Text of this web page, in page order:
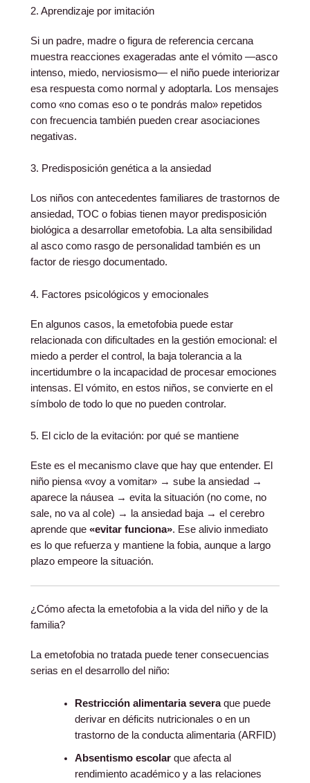
2. Aprendizaje por imitación
Si un padre, madre o figura de referencia cercana
muestra reacciones exageradas ante el vómito —asco
intenso, miedo, nerviosismo— el niño puede interiorizar
esa respuesta como normal y adoptarla. Los mensajes
como «no comas eso o te pondrás malo» repetidos
con frecuencia también pueden crear asociaciones
negativas.
3. Predisposición genética a la ansiedad
Los niños con antecedentes familiares de trastornos de
ansiedad, TOC o fobias tienen mayor predisposición
biológica a desarrollar emetofobia. La alta sensibilidad
al asco como rasgo de personalidad también es un
factor de riesgo documentado.
4. Factores psicológicos y emocionales
En algunos casos, la emetofobia puede estar
relacionada con dificultades en la gestión emocional: el
miedo a perder el control, la baja tolerancia a la
incertidumbre o la incapacidad de procesar emociones
intensas. El vómito, en estos niños, se convierte en el
símbolo de todo lo que no pueden controlar.
5. El ciclo de la evitación: por qué se mantiene
Este es el mecanismo clave que hay que entender. El
niño piensa «voy a vomitar» → sube la ansiedad →
aparece la náusea → evita la situación (no come, no
sale, no va al cole) → la ansiedad baja → el cerebro
aprende que «evitar funciona». Ese alivio inmediato
es lo que refuerza y mantiene la fobia, aunque a largo
plazo empeore la situación.
¿Cómo afecta la emetofobia a la vida del niño y de la
familia?
La emetofobia no tratada puede tener consecuencias
serias en el desarrollo del niño:
Restricción alimentaria severaque puede
derivar en déficits nutricionales o en un
trastorno de la conducta alimentaria (ARFID)
Absentismo escolarque afecta al
rendimiento académico y a las relaciones